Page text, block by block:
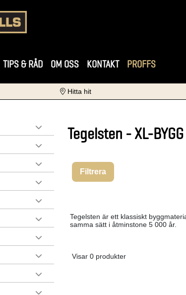
TIPS & RÅD OM OSS KONTAKT PROFFS
Hitta hit
Tegelsten - XL-
Filtrera
Tegelsten är ett klassiskt
samma sätt i åtminstone 5 000 år.
Visar 0 produkter